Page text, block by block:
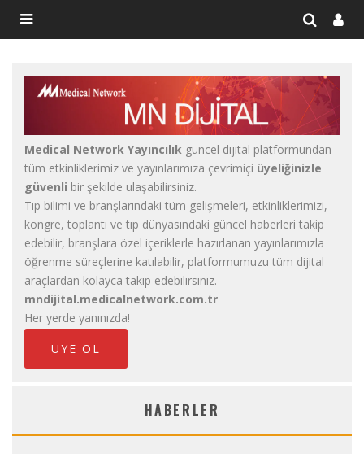
Medical Network Yayıncılık güncel dijital platformundan
tüm etkinliklerimiz ve yayınlarımıza çevrimiçi üyeliğinizle
güvenli bir şekilde ulaşabilirsiniz.
Tıp bilimi ve branşlarındaki tüm gelişmeleri, etkinliklerimizi,
kongre, toplantı ve tıp dünyasındaki güncel haberleri takip
edebilir, branşlara özel içeriklerle hazırlanan yayınlarımızla
öğrenme süreçlerine katılabilir, platformumuzu tüm dijital
araçlardan kolayca takip edebilirsiniz.
mndijital.medicalnetwork.com.tr
Her yerde yanınızda!
ÜYE OL
HABERLER